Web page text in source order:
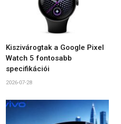
Kiszivárogtak a Google Pixel
Watch 5 fontosabb
specifikációi
2026-07-28